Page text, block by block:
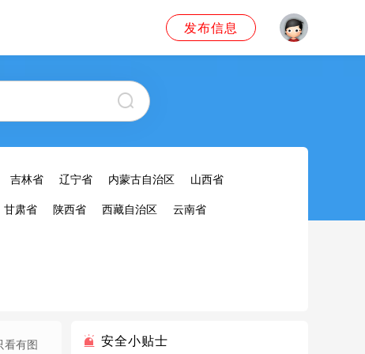
发布信息
吉林省 辽宁省 内蒙古自治区 山西省
甘肃省 陕西省 西藏自治区 云南省
看有图 安全小贴士